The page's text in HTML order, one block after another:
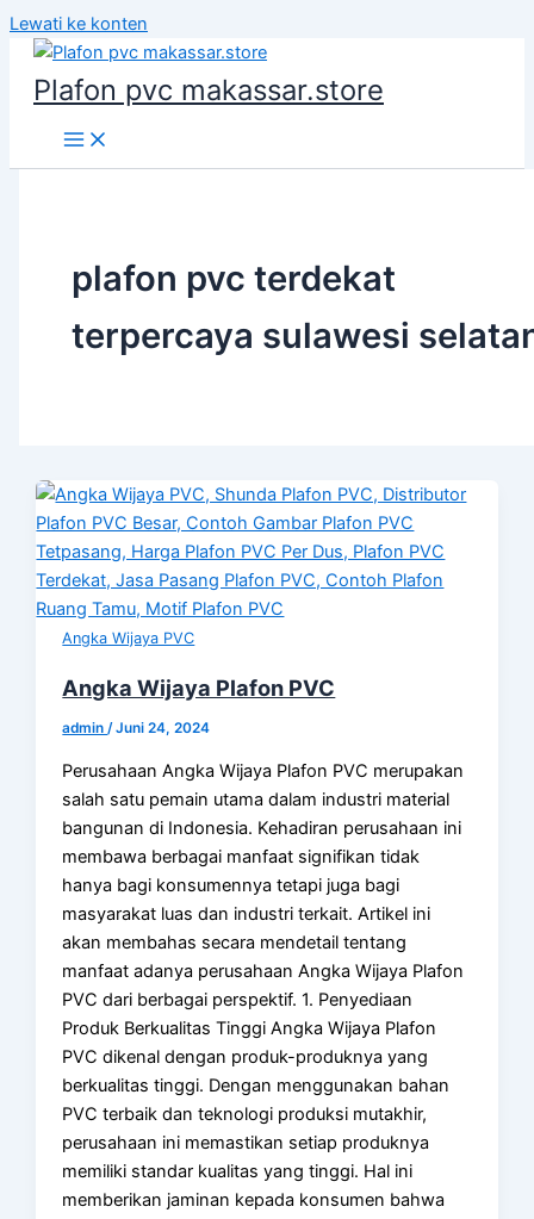
Lewati ke konten
Plafon pvc makassar.store
plafon pvc terdekat
terpercaya sulawesi
Angka Wijaya PVC
Angka Wijaya Plafon PVC
admin/Juni 24, 2024
Perusahaan Angka Wijaya Plafon PVC merupakan
salah satu pemain utama dalam industri material
bangunan di Indonesia. Kehadiran perusahaan ini
membawa berbagai manfaat signifikan tidak
hanya bagi konsumennya tetapi juga bagi
masyarakat luas dan industri terkait. Artikel ini
akan membahas secara mendetail tentang
manfaat adanya perusahaan Angka Wijaya Plafon
PVC dari berbagai perspektif. 1. Penyediaan
Produk Berkualitas Tinggi Angka Wijaya Plafon
PVC dikenal dengan produk-produknya yang
berkualitas tinggi. Dengan menggunakan bahan
PVC terbaik dan teknologi produksi mutakhir,
perusahaan ini memastikan setiap produknya
memiliki standar kualitas yang tinggi. Hal ini
memberikan jaminan kepada konsumen bahwa